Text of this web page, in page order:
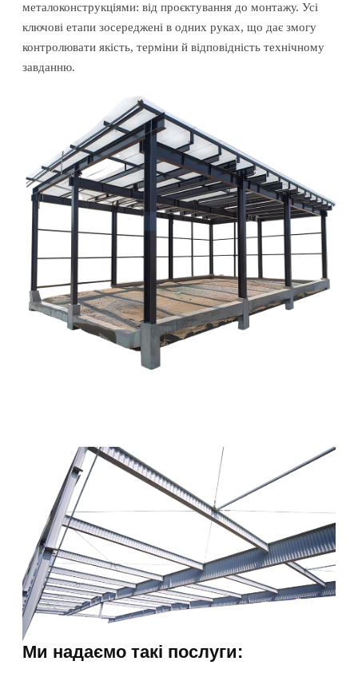
металоконструкціями: від проєктування до монтажу. Усі
ключові етапи зосереджені в одних руках, що дає змогу
контролювати якість, терміни й відповідність технічному
завданню.
Ми надаємо такі послуги: